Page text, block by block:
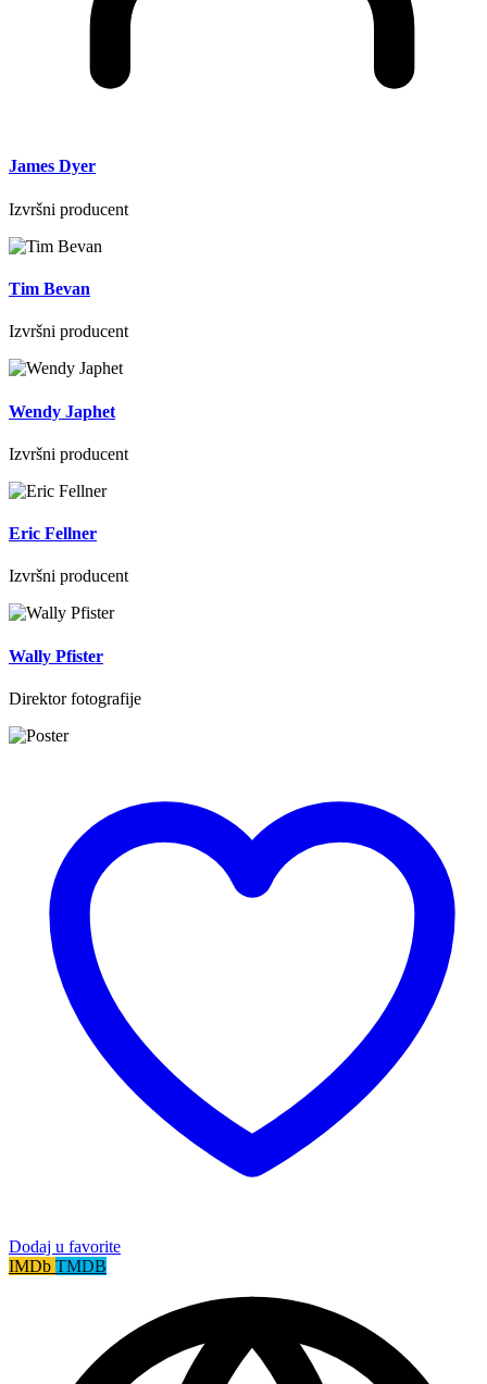
James Dyer
Izvršni producent
Tim Bevan
Izvršni producent
Wendy Japhet
Izvršni producent
Eric Fellner
Izvršni producent
Wally Pfister
Direktor fotografije
Dodaj u favorite
IMDb TMDB